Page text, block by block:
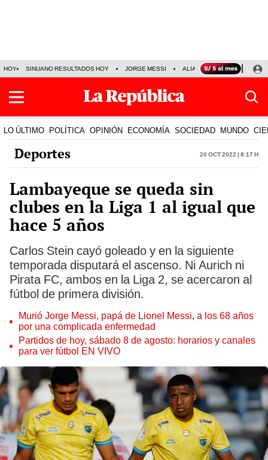
HOY SINUANO RESULTADOS HOY JORGE MESSI ALIANZA LIMA VS SPORT
LO ÚLTIMO POLÍTICA OPINIÓN ECONOMÍA SOCIEDAD MUNDO
Deportes 20 Oct 2022 | 8:17 h
Lambayeque se queda sin
clubes en la Liga 1 al igual que
hace 5 años
Carlos Stein cayó goleado y en la siguiente
temporada disputará el ascenso. Ni Aurich ni
Pirata FC, ambos en la Liga 2, se acercaron al
fútbol de primera división.
Murió Jorge Messi, papá de Lionel Messi, a los 68 años
por una complicada enfermedad
Partidos de hoy, sábado 8 de agosto: horarios y canales
para ver fútbol EN VIVO